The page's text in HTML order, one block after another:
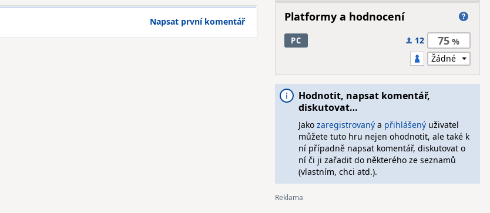
Napsat první komentář Platformy a hodnocení
PC 12 75
Hodnotit, napsat komentář,
diskutovat…
Jako zaregistrovanýa přihlášenýuživatel
můžete tuto hru nejen ohodnotit, ale také k
ní případně napsat komentář, diskutovat o
ní či ji zařadit do některého ze seznamů
(vlastním, chci atd.).